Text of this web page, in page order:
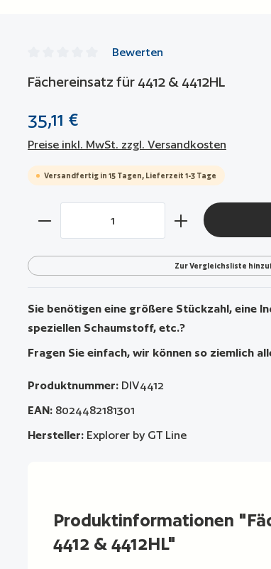
Bewerten
Fächereinsatz für 4412 & 4412HL
35,11 €
Preise inkl. MwSt. zzgl. Versandkosten
Versandfertig in 15 Tagen, Lieferzeit 1-3 Tage
Produkt Anzahl: Gib den
Zur Vergleichsliste
Sie benötigen eine größere Stückzahl, eine
speziellen Schaumstoff, etc.?
Fragen Sie einfach, wir können so ziemlich
Produktnummer: DIV4412
EAN: 8024482181301
Hersteller: Explorer by GT Line
Produktinformationen
4412 & 4412HL"